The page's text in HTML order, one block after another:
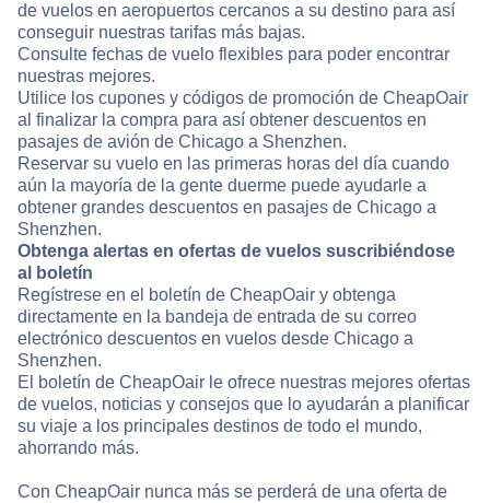
de vuelos en aeropuertos cercanos a su destino para así
conseguir nuestras tarifas más bajas.
Consulte fechas de vuelo flexibles para poder encontrar
nuestras mejores.
Utilice los cupones y códigos de promoción de CheapOair
al finalizar la compra para así obtener descuentos en
pasajes de avión de Chicago a Shenzhen.
Reservar su vuelo en las primeras horas del día cuando
aún la mayoría de la gente duerme puede ayudarle a
obtener grandes descuentos en pasajes de Chicago a
Shenzhen.
Obtenga alertas en ofertas de vuelos suscribiéndose
al boletín
Regístrese en el boletín de CheapOair y obtenga
directamente en la bandeja de entrada de su correo
electrónico descuentos en vuelos desde Chicago a
Shenzhen.
El boletín de CheapOair le ofrece nuestras mejores ofertas
de vuelos, noticias y consejos que lo ayudarán a planificar
su viaje a los principales destinos de todo el mundo,
ahorrando más.
Con CheapOair nunca más se perderá de una oferta de